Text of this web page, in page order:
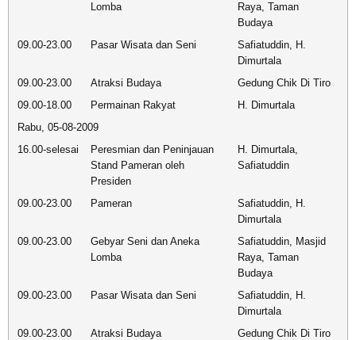
Lomba
Raya, Taman
Budaya
09.00-23.00
Pasar Wisata dan Seni
Safiatuddin, H.
Dimurtala
09.00-23.00
Atraksi Budaya
Gedung Chik Di Tiro
09.00-18.00
Permainan Rakyat
H. Dimurtala
Rabu, 05-08-2009
16.00-selesai
Peresmian dan Peninjauan
Stand Pameran oleh
Presiden
H. Dimurtala,
Safiatuddin
09.00-23.00 Pameran
Safiatuddin, H.
Dimurtala
09.00-23.00
Gebyar Seni dan Aneka
Lomba
Safiatuddin, Masjid
Raya, Taman
Budaya
09.00-23.00
Pasar Wisata dan Seni
Safiatuddin, H.
Dimurtala
09.00-23.00
Atraksi Budaya
Gedung Chik Di Tiro